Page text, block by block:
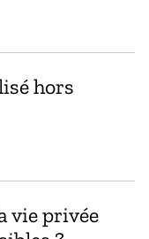
hors
vie privée